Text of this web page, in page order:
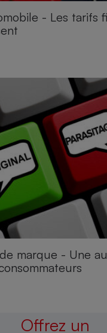
- Les tarifs
marque - Une
Offrez un